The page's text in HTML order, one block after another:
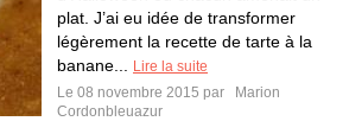
plat. J’ai eu idée de transformer
légèrement la recette de tarte à la
banane...
Lire la suite
Le 08 novembre 2015 par
Marion
Cordonbleuazur